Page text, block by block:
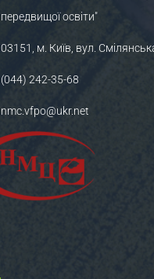
передвищої освіти"
03151, м. Київ, вул.
(044) 242-35-68
nmc.vfpo@ukr.net